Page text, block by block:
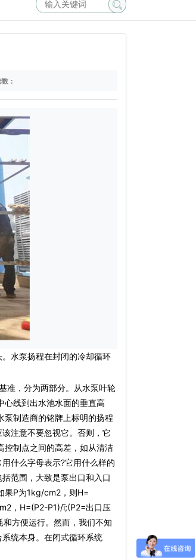
：
水泵扬程在封闭的冷却循环
准，分为两部分。从水泵叶轮
心线到出水池水面的垂直高
泵制造商的铭牌上标明的扬程
注意不要忽视它。否则，它
控制点之间的高差，如从清洁
什么字母表示?它用什么样的
范围，大致是泵出口和入口
果P为1kg/cm2，则H=
，H=(P2-P1)/ī;(P2=出口压
方便运行。然而，我们不知
统本身。在闭式循环系统